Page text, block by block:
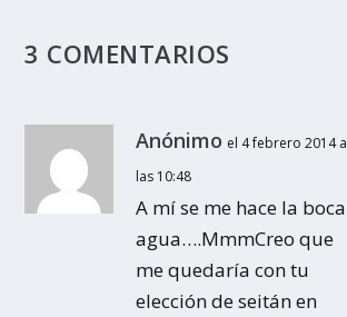
3 COMENTARIOS
Anónimo el 4 febrero 2014 a
las 10:48
A mí se me hace la boca
agua….MmmCreo que
me quedaría con tu
elección de seitán en